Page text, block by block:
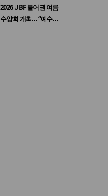
2026 UBF 불어권 여름
수양회 개최… “예수…